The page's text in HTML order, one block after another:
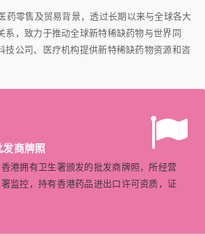
药零售及贸易背景，透过长期以来与全球各大
系，致力于推动全球新特稀缺药物与世界同
技公司、医疗机构提供新特稀缺药物资源和咨
商牌照
港拥有卫生署颁发的批发商牌照，所经营
监控，持有香港药品进出口许可资质，证